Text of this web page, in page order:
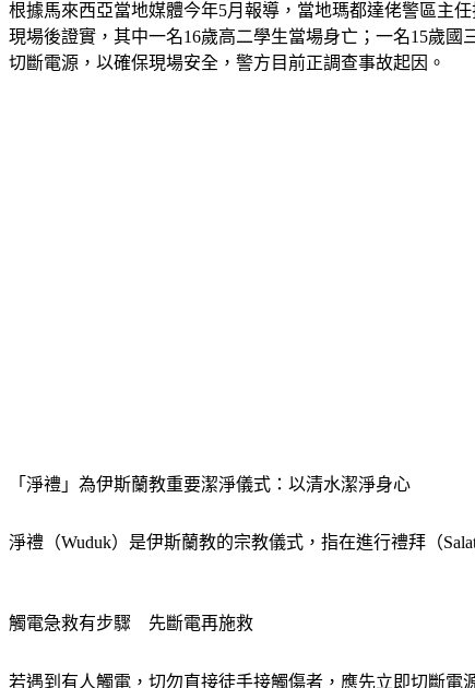
根據馬來西亞當地媒體今年5月報導，當地瑪都達佬警區主
現場後證實，其中一名16歲高二學生當場身亡；一名15歲
切斷電源，以確保現場安全，警方目前正調查事故起因。
「淨禮」為伊斯蘭教重要潔淨儀式：以清水潔淨身心
淨禮（Wuduk）是伊斯蘭教的宗教儀式，指在進行禮拜（
觸電急救有步驟　先斷電再施救
若遇到有人觸電，切勿直接徒手接觸傷者，應先立即切斷